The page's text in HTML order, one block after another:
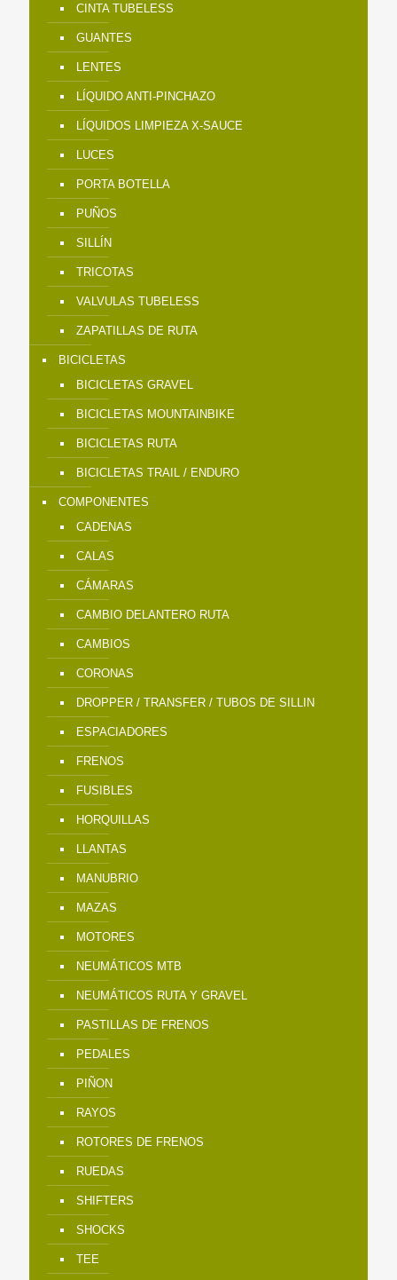
CINTA TUBELESS
GUANTES
LENTES
LÍQUIDO ANTI-PINCHAZO
LÍQUIDOS LIMPIEZA X-SAUCE
LUCES
PORTA BOTELLA
PUÑOS
SILLÍN
TRICOTAS
VALVULAS TUBELESS
ZAPATILLAS DE RUTA
BICICLETAS
BICICLETAS GRAVEL
BICICLETAS MOUNTAINBIKE
BICICLETAS RUTA
BICICLETAS TRAIL / ENDURO
COMPONENTES
CADENAS
CALAS
CÁMARAS
CAMBIO DELANTERO RUTA
CAMBIOS
CORONAS
DROPPER / TRANSFER / TUBOS DE SILLIN
ESPACIADORES
FRENOS
FUSIBLES
HORQUILLAS
LLANTAS
MANUBRIO
MAZAS
MOTORES
NEUMÁTICOS MTB
NEUMÁTICOS RUTA Y GRAVEL
PASTILLAS DE FRENOS
PEDALES
PIÑON
RAYOS
ROTORES DE FRENOS
RUEDAS
SHIFTERS
SHOCKS
TEE